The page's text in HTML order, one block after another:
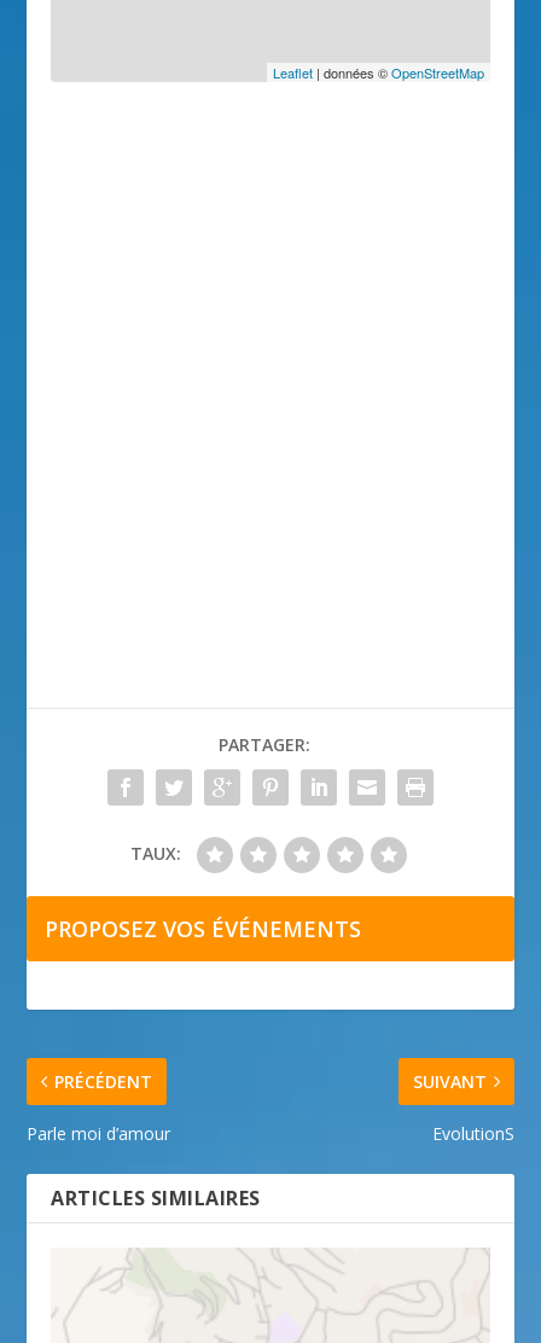
Leaflet| données ©OpenStreetMap
PARTAGER:
TAUX:
PROPOSEZ VOS ÉVÉNEMENTS
PRÉCÉDENT
Parle moi d’amour
SUIVANT
EvolutionS
ARTICLES SIMILAIRES